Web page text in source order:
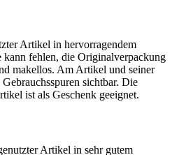
Artikel in hervorragendem
fehlen, die Originalverpackung
makellos. Am Artikel und seiner
sichtbar. Die
ist als Geschenk geeignet.
Artikel in sehr gutem